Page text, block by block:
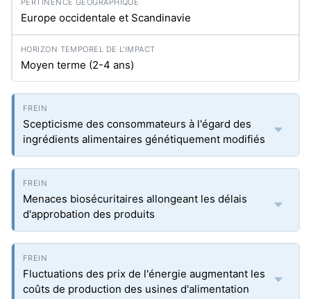
Europe occidentale et Scandinavie
Moyen terme (2-4 ans)
Scepticisme des consommateurs à l'égard des
ingrédients alimentaires génétiquement modifiés
Menaces biosécuritaires allongeant les délais
d'approbation des produits
Fluctuations des prix de l'énergie augmentant les
coûts de production des usines d'alimentation